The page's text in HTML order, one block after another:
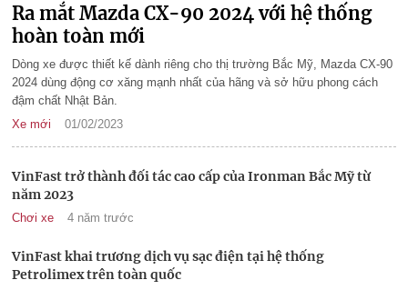
Ra mắt Mazda CX-90 2024 với hệ thống
hoàn toàn mới
Dòng xe được thiết kế dành riêng cho thị trường Bắc Mỹ, Mazda CX-90
2024 dùng động cơ xăng mạnh nhất của hãng và sở hữu phong cách
đậm chất Nhật Bản.
Xe mới
01/02/2023
VinFast trở thành đối tác cao cấp của Ironman Bắc Mỹ từ
năm 2023
Chơi xe 4 năm trước
VinFast khai trương dịch vụ sạc điện tại hệ thống
Petrolimex trên toàn quốc